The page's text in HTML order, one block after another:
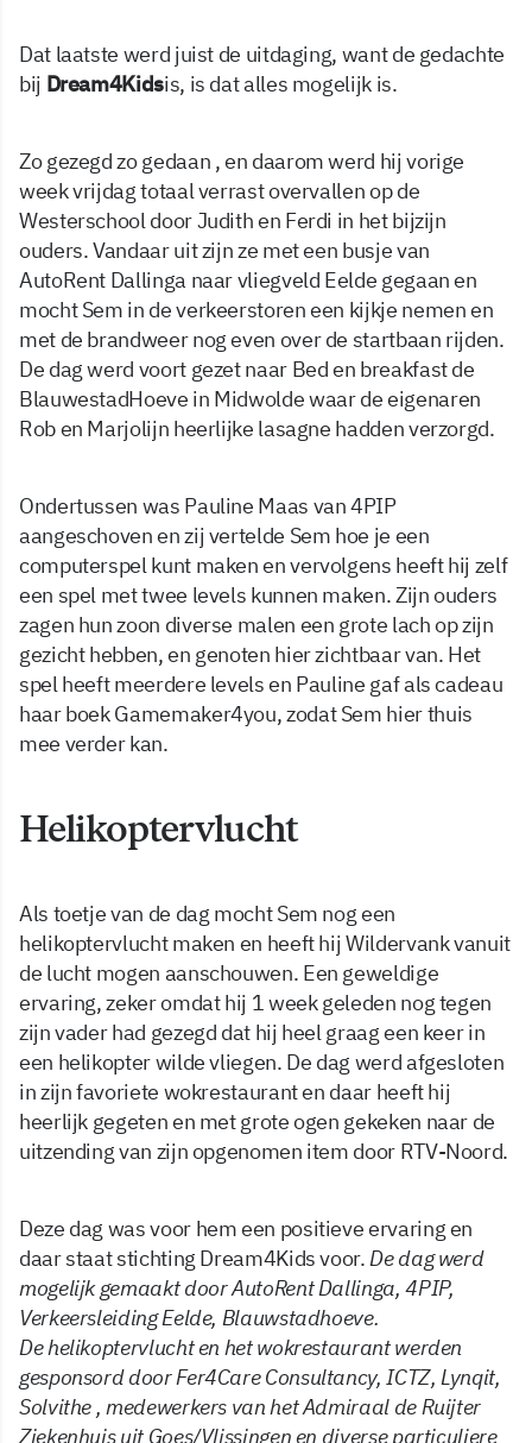
Dat laatste werd juist de uitdaging, want de gedachte
bij Dream4Kidsis, is dat alles mogelijk is.
Zo gezegd zo gedaan , en daarom werd hij vorige
week vrijdag totaal verrast overvallen op de
Westerschool door Judith en Ferdi in het bijzijn
ouders. Vandaar uit zijn ze met een busje van
AutoRent Dallinga naar vliegveld Eelde gegaan en
mocht Sem in de verkeerstoren een kijkje nemen en
met de brandweer nog even over de startbaan rijden.
De dag werd voort gezet naar Bed en breakfast de
BlauwestadHoeve in Midwolde waar de eigenaren
Rob en Marjolijn heerlijke lasagne hadden verzorgd.
Ondertussen was Pauline Maas van 4PIP
aangeschoven en zij vertelde Sem hoe je een
computerspel kunt maken en vervolgens heeft hij zelf
een spel met twee levels kunnen maken. Zijn ouders
zagen hun zoon diverse malen een grote lach op zijn
gezicht hebben, en genoten hier zichtbaar van. Het
spel heeft meerdere levels en Pauline gaf als cadeau
haar boek Gamemaker4you, zodat Sem hier thuis
mee verder kan.
Helikoptervlucht
Als toetje van de dag mocht Sem nog een
helikoptervlucht maken en heeft hij Wildervank vanuit
de lucht mogen aanschouwen. Een geweldige
ervaring, zeker omdat hij 1 week geleden nog tegen
zijn vader had gezegd dat hij heel graag een keer in
een helikopter wilde vliegen. De dag werd afgesloten
in zijn favoriete wokrestaurant en daar heeft hij
heerlijk gegeten en met grote ogen gekeken naar de
uitzending van zijn opgenomen item door RTV-Noord.
Deze dag was voor hem een positieve ervaring en
daar staat stichting Dream4Kids voor.De dag werd
mogelijk gemaakt door AutoRent Dallinga, 4PIP,
Verkeersleiding Eelde, Blauwstadhoeve.
De helikoptervlucht en het wokrestaurant werden
gesponsord door Fer4Care Consultancy, ICTZ, Lynqit,
Solvithe , medewerkers van het Admiraal de Ruijter
Ziekenhuis uit Goes/Vlissingen en diverse particuliere